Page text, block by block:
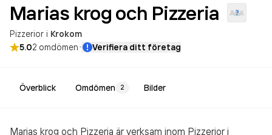
Marias krog och Pizzeria
Pizzerior i Krokom
5.02 omdömen· Verifiera ditt företag
Överblick Omdömen 2 Bilder
Marias krog och Pizzeria är verksam inom Pizzeriori